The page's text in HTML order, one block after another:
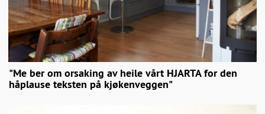
"Me ber om orsaking av heile vårt HJARTA for den
håplause teksten på kjøkenveggen"